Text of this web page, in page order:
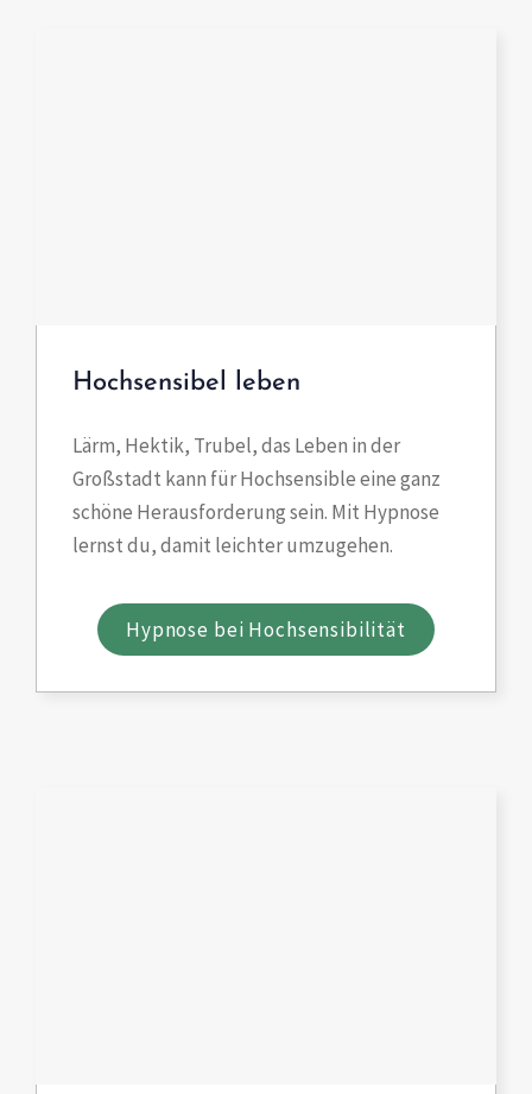
Hochsensibel leben
Lärm, Hektik, Trubel, das Leben in der
Großstadt kann für Hochsensible eine ganz
schöne Herausforderung sein. Mit Hypnose
lernst du, damit leichter umzugehen.
Hypnose bei Hochsensibilität